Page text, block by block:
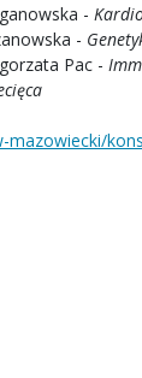
-
-
Pac -